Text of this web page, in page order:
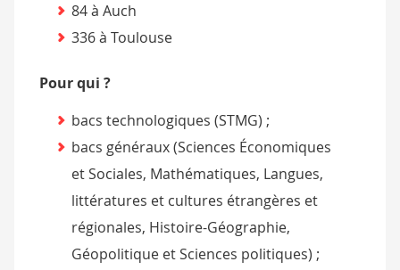
84 à Auch
336 à Toulouse
Pour qui ?
bacs technologiques (STMG) ;
bacs généraux (Sciences Économiques
et Sociales, Mathématiques, Langues,
littératures et cultures étrangères et
régionales, Histoire-Géographie,
Géopolitique et Sciences politiques) ;